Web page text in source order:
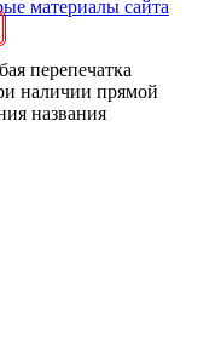
материалы сайта
перепечатка
наличии прямой
названия